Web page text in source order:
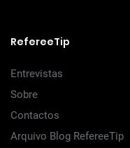
RefereeTip
Entrevistas
Sobre
Contactos
Arquivo Blog RefereeTip